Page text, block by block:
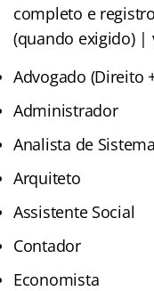
completo e
(quando exigido) |
Advogado (Direito
Administrador
Analista de
Arquiteto
Assistente Social
Contador
Economista